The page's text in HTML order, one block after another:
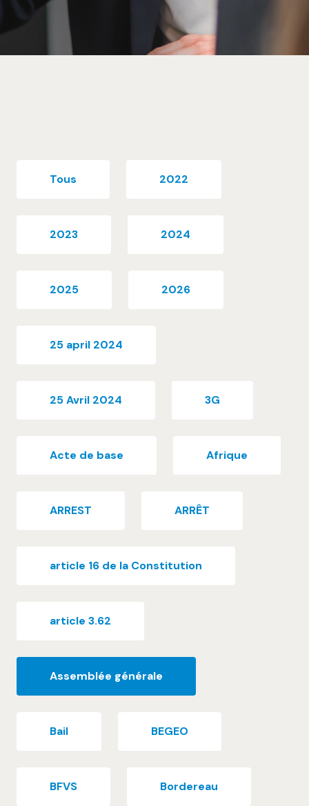
Tous 2022
2023 2024
2025 2026
25 april 2024
25 Avril 2024 3G
Acte de base Afrique
ARREST ARRÊT
article 16 de la Constitution
article 3.62
Assemblée générale
Bail BEGEO
BFVS Bordereau